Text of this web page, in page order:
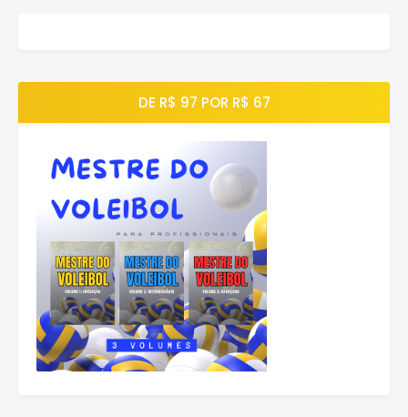
DE R$ 97 POR R$ 67